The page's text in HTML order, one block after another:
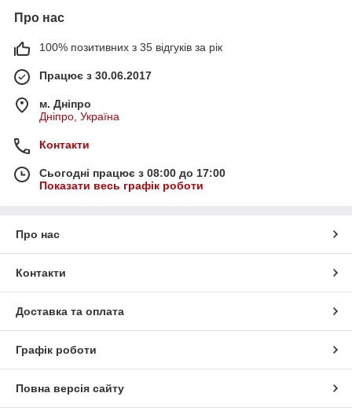
Про нас
100% позитивних з 35 відгуків за рік
Працює з 30.06.2017
м. Дніпро
Дніпро, Україна
Контакти
Сьогодні працює з 08:00 до 17:00
Показати весь графік роботи
Про нас
Контакти
Доставка та оплата
Графік роботи
Повна версія сайту